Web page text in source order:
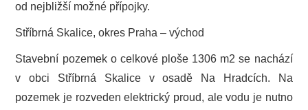
od nejbližší možné přípojky.
Stříbrná Skalice, okres Praha – východ
Stavební pozemek o celkové ploše 1306 m2 se nachází
v obci Stříbrná Skalice v osadě Na Hradcích. Na
pozemek je rozveden elektrický proud, ale vodu je nutno